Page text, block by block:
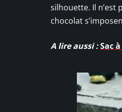
silhouette. Il n’est
chocolat
A lire aussi :Sac